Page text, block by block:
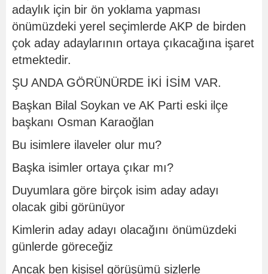
adaylık için bir ön yoklama yapması
önümüzdeki yerel seçimlerde AKP de birden
çok aday adaylarının ortaya çıkacağına işaret
etmektedir.
ŞU ANDA GÖRÜNÜRDE İKİ İSİM VAR.
Başkan Bilal Soykan ve AK Parti eski ilçe
başkanı Osman Karaoğlan
Bu isimlere ilaveler olur mu?
Başka isimler ortaya çıkar mı?
Duyumlara göre birçok isim aday adayı
olacak gibi görünüyor
Kimlerin aday adayı olacağını önümüzdeki
günlerde göreceğiz
Ancak ben kişisel görüşümü sizlerle